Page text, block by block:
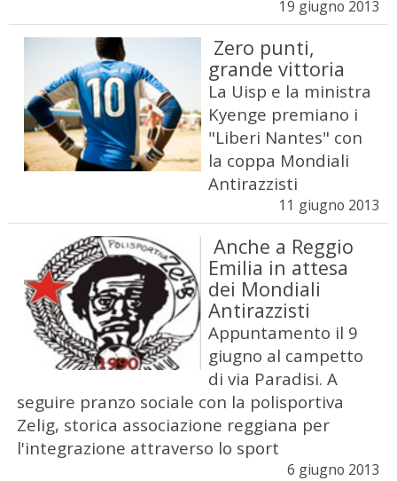
19 giugno 2013
Zero punti,
grande vittoria
La Uisp e la ministra
Kyenge premiano i
"Liberi Nantes" con
la coppa Mondiali
Antirazzisti
11 giugno 2013
Anche a Reggio
Emilia in attesa
dei Mondiali
Antirazzisti
Appuntamento il 9
giugno al campetto
di via Paradisi. A
seguire pranzo sociale con la polisportiva
Zelig, storica associazione reggiana per
l'integrazione attraverso lo sport
6 giugno 2013